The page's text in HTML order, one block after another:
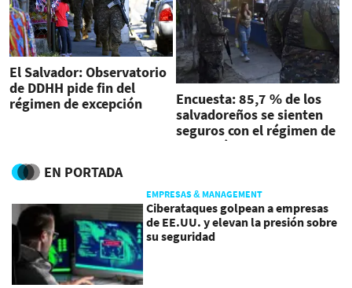
El Salvador: Observatorio
de DDHH pide fin del
régimen de excepción
Encuesta: 85,7 % de los
salvadoreños se sienten
seguros con el régimen de
excepción
EN PORTADA
EMPRESAS & MANAGEMENT
Ciberataques golpean a empresas
de EE.UU. y elevan la presión sobre
su seguridad